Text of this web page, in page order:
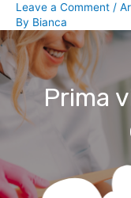
Leave a Comment /
By Bianca
Prima